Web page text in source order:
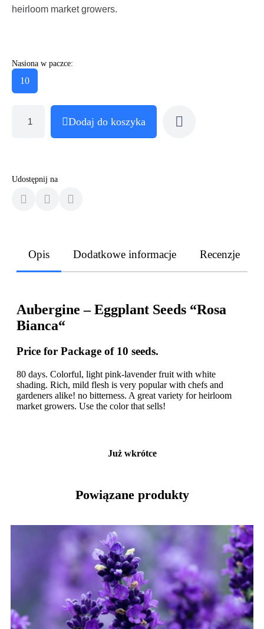
heirloom market growers.
Nasiona w paczce:
10
Dodaj do koszyka
Udostępnij na
Opis Dodatkowe informacje Recenzje
Aubergine – Eggplant Seeds “Rosa
Bianca“
Price for Package of 10 seeds.
80 days. Colorful, light pink-lavender fruit with white
shading. Rich, mild flesh is very popular with chefs and
gardeners alike! no bitterness. A great variety for heirloom
market growers. Use the color that sells!
Już wkrótce
Powiązane produkty